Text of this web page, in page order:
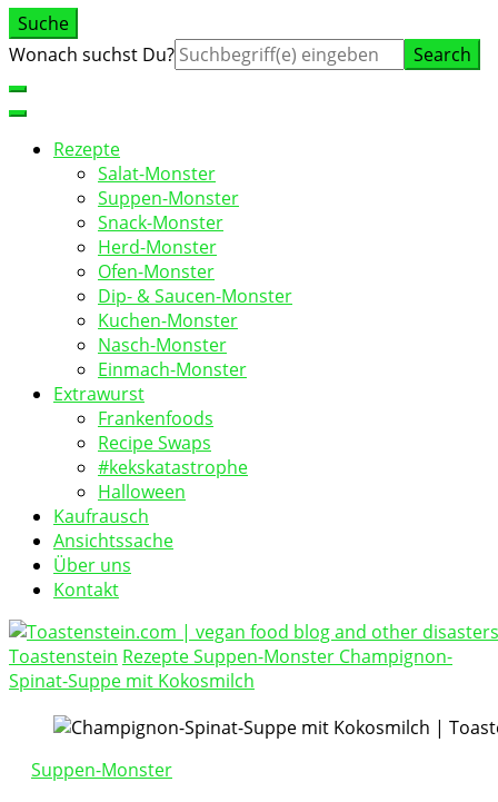
Suche
Suche
Wonach suchst Du?
Rezepte
Salat-Monster
Suppen-Monster
Snack-Monster
Herd-Monster
Ofen-Monster
Dip- & Saucen-Monster
Kuchen-Monster
Nasch-Monster
Einmach-Monster
Extrawurst
Frankenfoods
Recipe Swaps
#kekskatastrophe
Halloween
Kaufrausch
Ansichtssache
Über uns
Kontakt
Toastenstein.com
vegan food blog
Toastenstein RezepteSuppen-Monster Champignon-
Spinat-Suppe mit Kokosmilch
Suppen-Monster